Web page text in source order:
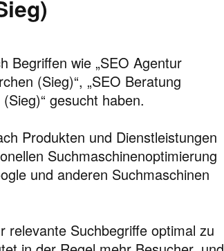
Begriffen wie „SEO Agentur
(Sieg)“, „SEO Beratung
gesucht haben.
Produkten und Dienstleistungen
Suchmaschinenoptimierung
und anderen Suchmaschinen
Suchbegriffe optimal zu